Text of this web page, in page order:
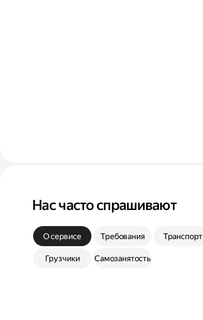
Нас часто спрашивают
О сервисе Требования Транспорт
Грузчики Самозанятость